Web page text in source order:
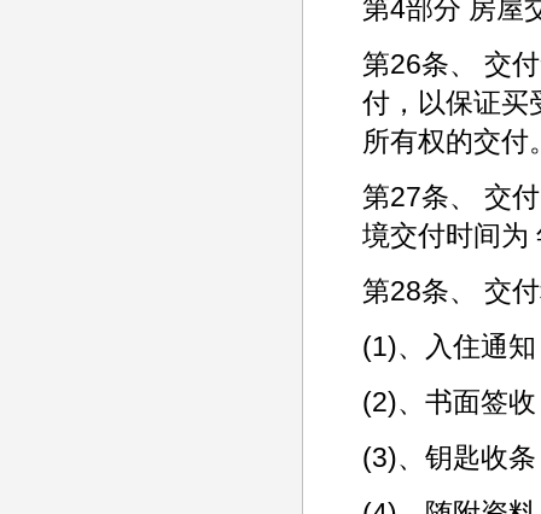
第4部分 房屋
第26条、 交
付，以保证买
所有权的交付
第27条、 交
境交付时间为
第28条、 交
(1)、入住通
(2)、书面签
(3)、钥匙收